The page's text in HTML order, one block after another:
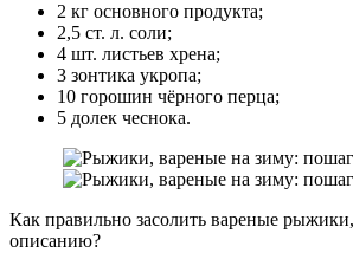
2 кг основного продукта;
2,5 ст. л. соли;
4 шт. листьев хрена;
3 зонтика укропа;
10 горошин чёрного перца;
5 долек чеснока.
Как правильно засолить вареные
описанию?